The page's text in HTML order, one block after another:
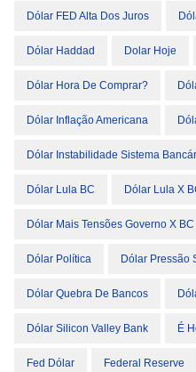
Dólar FED Alta Dos Juros
Dólar Haddad Dolar Hoje
Dólar Hora De Comprar?
Dólar Inflação Americana
Dólar Instabilidade Sistema
Dólar Lula BC Dólar Lula X
Dólar Mais Tensões Governo X BC
Dólar Política Dólar Pressão
Dólar Quebra De Bancos
Dólar Silicon Valley Bank É
Fed Dólar Federal Reserve